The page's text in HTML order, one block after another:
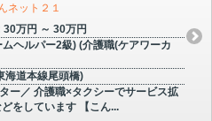
ネット２１
30万円 ～ 30万円
ヘルパー2級) (介護職(ケアワーカ
海道本線尾頭橋)
ー／ 介護職×タクシーでサービス拡
をしています 【こん...